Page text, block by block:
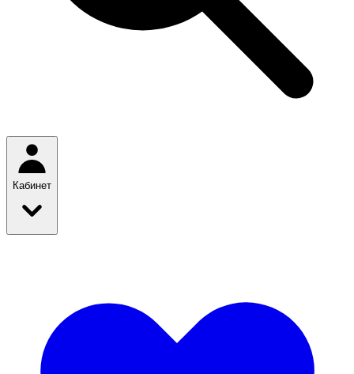
Кабинет